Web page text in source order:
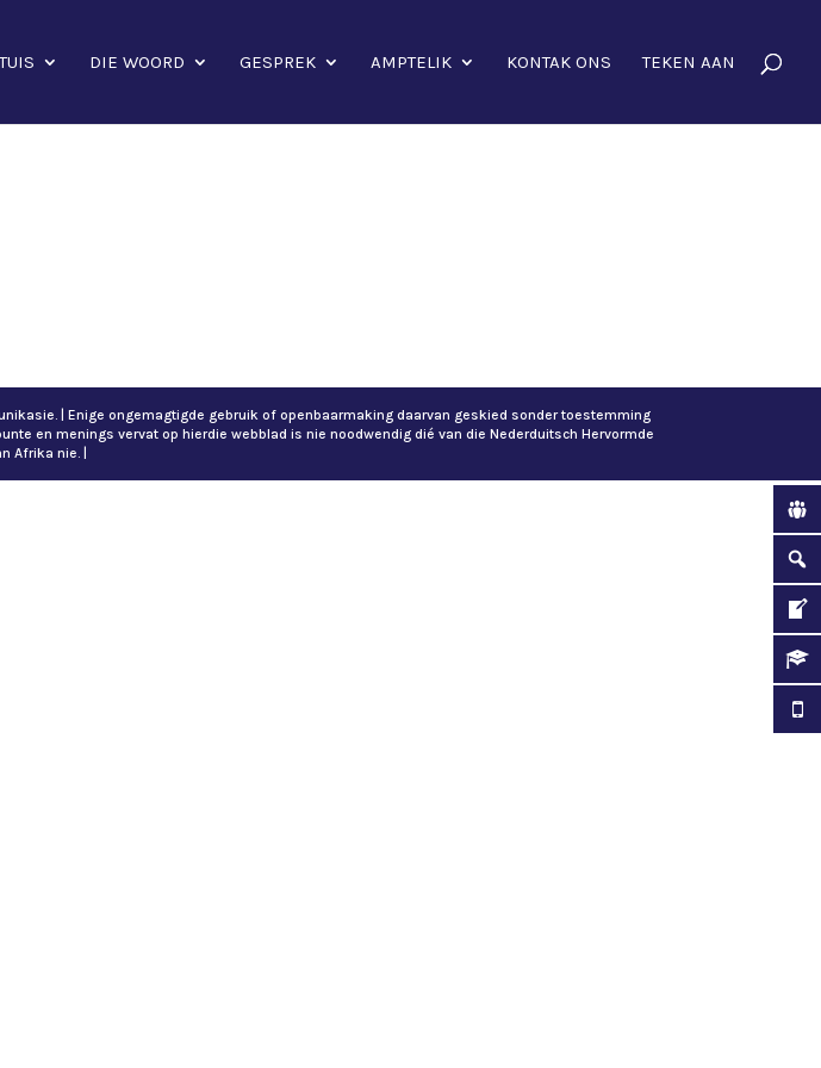
TUIS DIE WOORD GESPREK AMPTELIK KONTAK ONS TEKEN AAN
| Enige ongemagtigde gebruik of openbaarmaking daarvan geskied sonder toestemming
en menings vervat op hierdie webblad is nie noodwendig dié van die Nederduitsch Hervormde
Afrika nie. |